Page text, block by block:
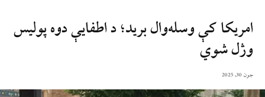
امریکا کې وسله‌وال بريد؛ د اطفايې دوه پوليس
وژل شوي
جون 30, 2025